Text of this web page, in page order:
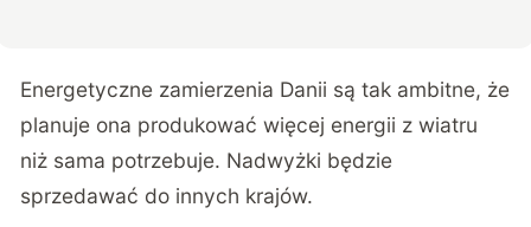
Energetyczne zamierzenia Danii są tak ambitne, że
planuje ona produkować więcej energii z wiatru
niż sama potrzebuje. Nadwyżki będzie
sprzedawać do innych krajów.